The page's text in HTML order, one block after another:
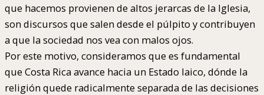
que hacemos provienen de altos jerarcas de la Iglesia,
son discursos que salen desde el púlpito y contribuyen
a que la sociedad nos vea con malos ojos.
Por este motivo, consideramos que es fundamental
que Costa Rica avance hacia un Estado laico, dónde la
religión quede radicalmente separada de las decisiones